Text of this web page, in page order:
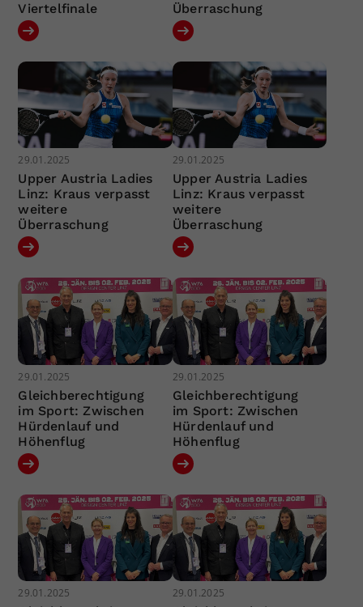
Viertelfinale
Überraschung
29.01.2025
Upper Austria Ladies
Linz: Kraus verpasst
weitere
Überraschung
29.01.2025
Upper Austria Ladies
Linz: Kraus verpasst
weitere
Überraschung
29.01.2025
Gleichberechtigung
im Sport: Zwischen
Hürdenlauf und
Höhenflug
29.01.2025
Gleichberechtigung
im Sport: Zwischen
Hürdenlauf und
Höhenflug
29.01.2025 29.01.2025